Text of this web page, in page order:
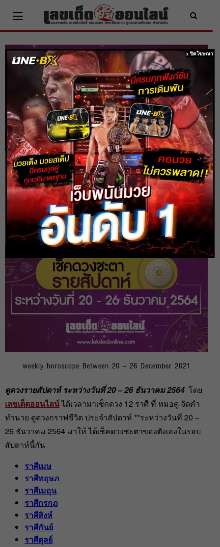
content
ดูดวงรายสัปดาห์ ระหว่างวันที่ 20 – 26
ธันวาคม 2564
Home ดวงรายสัปดาห์ ดูดวงรายสัปดาห์ ระหว่างวันที่ 20 – 26 ธันวาคม 2564
heng99 20 ธ.ค. 2021
weekly horoscope Between 20 – 26 December 2021
ดูดวงรายสัปดาห์ ระหว่างวันที่ 20 – 26 ธันวาคม 2564 โดย
เลขเด็ดออนไลน์ได้เวลามาเช็กดวง 12 ราศี ที่ หมอดู จัดคำ
ทำนาย ดูดวงกราฟชีวิต ประจำสัปดาห์ **ระหว่างวันที่ 20 –
26 ธันวาคม 2564 มาให้ ได้เช็คดวงชะตาของตังเองในรอบ
สัปดาห์นี้กัน
ราศีเมษ
ราศีพฤษภ
ราศีเมถุน
ราศีกรกฎ
ราศีสิงห์
ราศีกันย์
ราศีตุลย์
x ปิดโฆษณา